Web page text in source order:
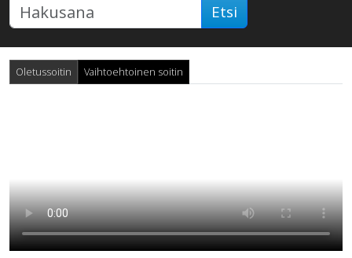
Etsi
Oletussoitin Vaihtoehtoinen soitin